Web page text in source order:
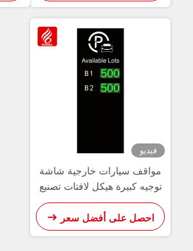
خارجية شاشة
هيكل لافتات تصنيع
وتصنيع التصميم
الأصلي
أفضل سعر